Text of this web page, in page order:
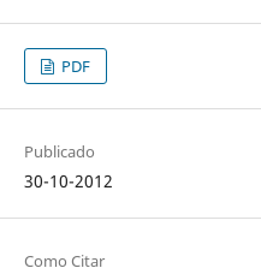
PDF
Publicado
30-10-2012
Como Citar